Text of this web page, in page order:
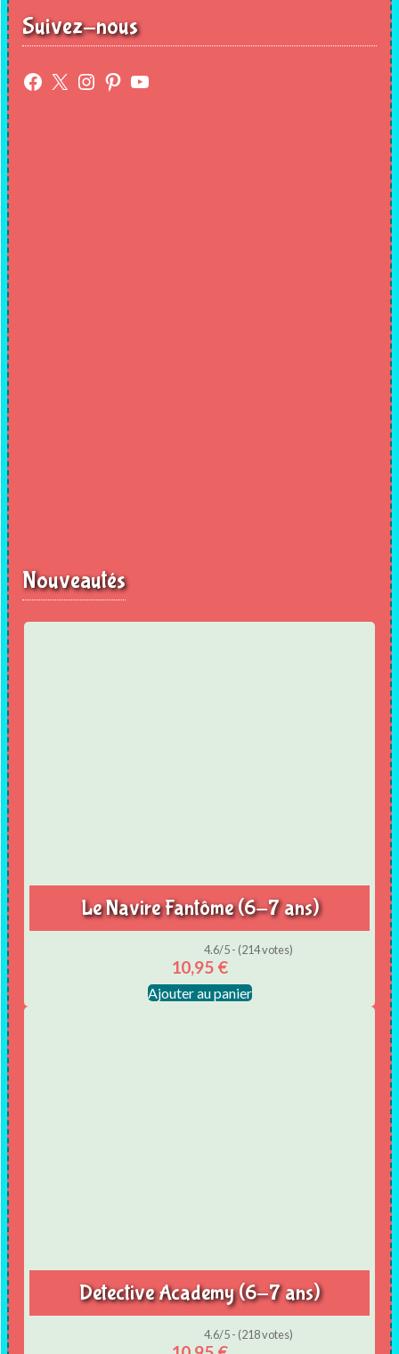
Suivez-nous
Facebook
X Instagram
Pinterest
YouTube
Nouveautés
Le Navire Fantôme (6-7 ans)
4.6/5 - (214 votes)
10,95 €
Ajouter au panier
Detective Academy (6-7 ans)
4.6/5 - (218 votes)